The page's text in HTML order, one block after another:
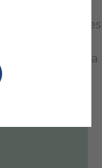
con los verdes
para